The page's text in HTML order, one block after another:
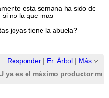
esta semana ha sido de
si no la que mas.
joyas tiene la abuela?
Responder En Árbol
Más
ya es el máximo productor